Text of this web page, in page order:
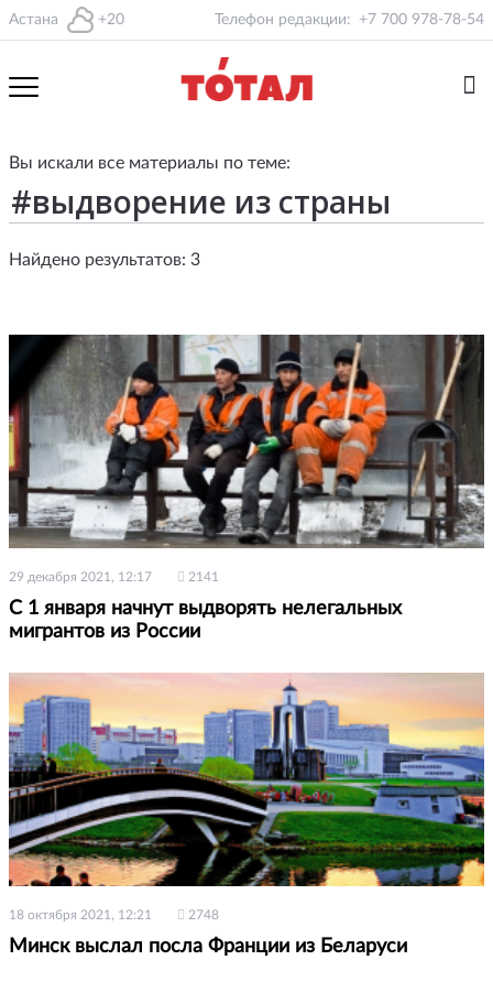
Астана +20 Телефон редакции: +7 700 978-78-54
Вы искали все материалы по теме:
Найдено результатов: 3
29 декабря 2021, 12:17 2141
С 1 января начнут выдворять нелегальных
мигрантов из России
18 октября 2021, 12:21 2748
Минск выслал посла Франции из Беларуси